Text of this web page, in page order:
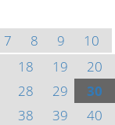
7 8 9
10
18 19
20
28 29
30
38 39
40